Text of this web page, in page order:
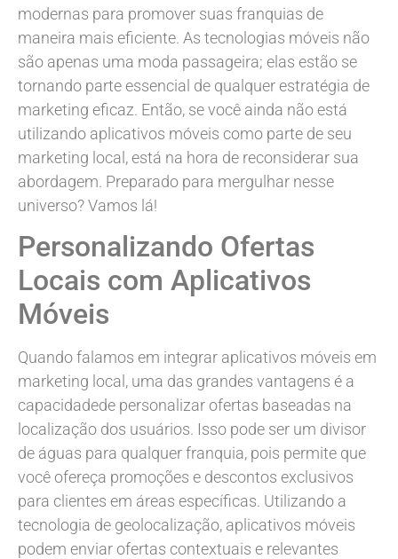
modernas para promover suas franquias de
maneira mais eficiente. As tecnologias móveis não
são apenas uma moda passageira; elas estão se
tornando parte essencial de qualquer estratégia de
marketing eficaz. Então, se você ainda não está
utilizando aplicativos móveis como parte de seu
marketing local, está na hora de reconsiderar sua
abordagem. Preparado para mergulhar nesse
universo? Vamos lá!
Personalizando Ofertas
Locais com Aplicativos
Móveis
Quando falamos em integrar aplicativos móveis em
marketing local, uma das grandes vantagens é a
capacidadede personalizar ofertas baseadas na
localização dos usuários. Isso pode ser um divisor
de águas para qualquer franquia, pois permite que
você ofereça promoções e descontos exclusivos
para clientes em áreas específicas. Utilizando a
tecnologia de geolocalização, aplicativos móveis
podem enviar ofertas contextuais e relevantes